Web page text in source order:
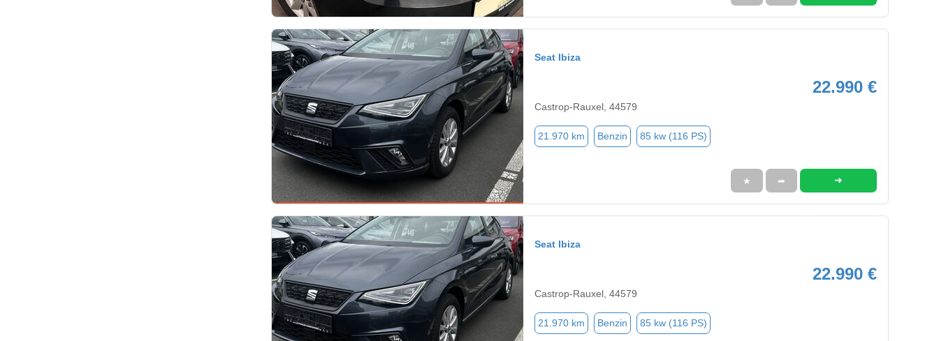
Seat Ibiza
22.990 €
Castrop-Rauxel, 44579
21.970 km Benzin 85 kw (116 PS)
★ ➦ ➜
Seat Ibiza
22.990 €
Castrop-Rauxel, 44579
21.970 km Benzin 85 kw (116 PS)